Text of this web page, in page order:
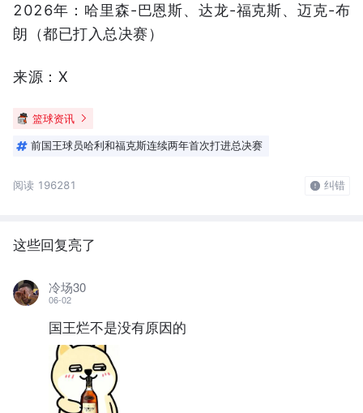
2026年：哈里森-巴恩斯、达龙-福克斯、迈克-布
朗（都已打入总决赛）
来源：X
篮球资讯
前国王球员哈利和福克斯连续两年首次打进总决赛
阅读 196281 纠错
这些回复亮了
冷场30
06-02
国王烂不是没有原因的